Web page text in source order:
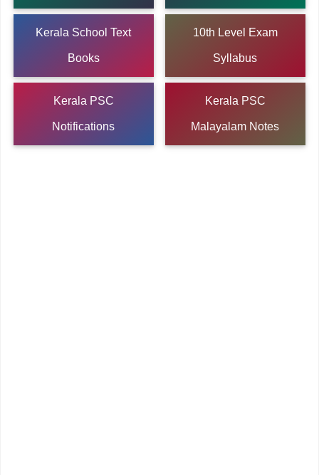
Kerala School Text
Books
10th Level Exam
Syllabus
Kerala PSC
Notifications
Kerala PSC
Malayalam Notes